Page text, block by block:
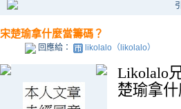
宋楚瑜拿什麼當籌碼？
回應給： likolalo（likolalo）
Likolalo
楚瑜拿什